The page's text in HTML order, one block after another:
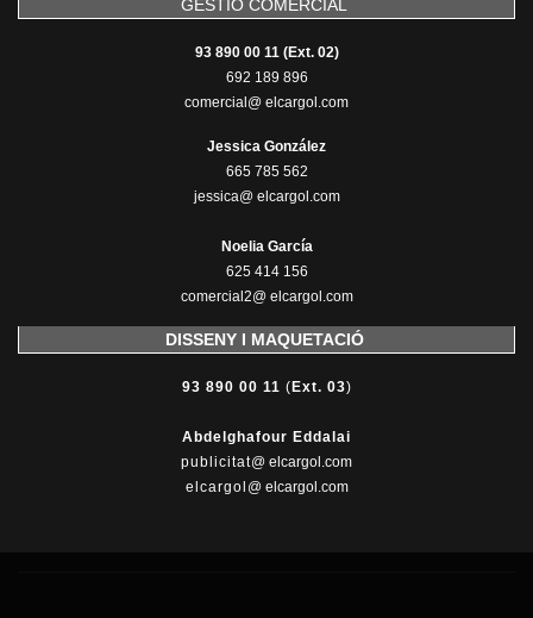
GESTIÓ COMERCIAL
93 890 00 11 (Ext. 02)
692 189 896
comercial@ elcargol.com
Jessica González
665 785 562
jessica@ elcargol.com
Noelia García
625 414 156
comercial2@ elcargol.com
DISSENY I MAQUETACIÓ
93 890 00 11 ( Ext. 03)
Abdelghafour Eddalai
publicitat@ elcargol.com
elcargol @ elcargol.com